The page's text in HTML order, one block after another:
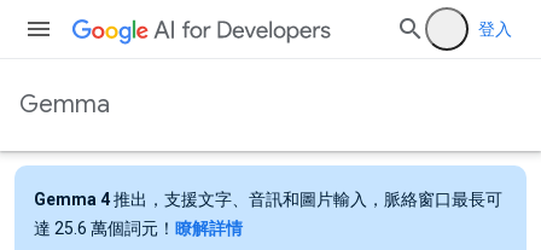
登入
Gemma
Gemma 4推出，支援文字、音訊和圖片輸入，脈絡窗口最長可
達 25.6 萬個詞元！ 瞭解詳情